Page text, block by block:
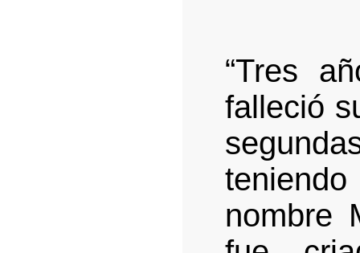
“Tres
falleció
nombre